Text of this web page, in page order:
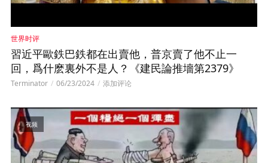
世界时评
習近平歐鉄巴鉄都在出賣他，普京賣了他不止一
回，爲什麽裏外不是人？《建民論推墻第2379》
Terminator 06/23/2024 添加评论
视频